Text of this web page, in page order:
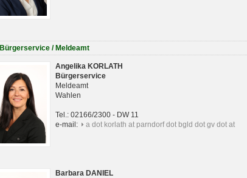
Bürgerservice / Meldeamt
Angelika KORLATH
Bürgerservice
Meldeamt
Wahlen
Tel.: 02166/2300 - DW 11
e-mail:
a dot korlath at parndorf dot bgld dot gv dot at
Barbara DANIEL